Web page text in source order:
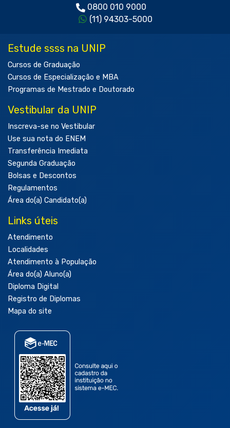
0800 010 9000
(11) 94303-5000
Estude ssss na UNIP
Cursos de Graduação
Cursos de Especialização e MBA
Programas de Mestrado e Doutorado
Vestibular da UNIP
Inscreva-se no Vestibular
Use sua nota do ENEM
Transferência Imediata
Segunda Graduação
Bolsas e Descontos
Regulamentos
Área do(a) Candidato(a)
Links úteis
Atendimento
Localidades
Atendimento à População
Área do(a) Aluno(a)
Diploma Digital
Registro de Diplomas
Mapa do site